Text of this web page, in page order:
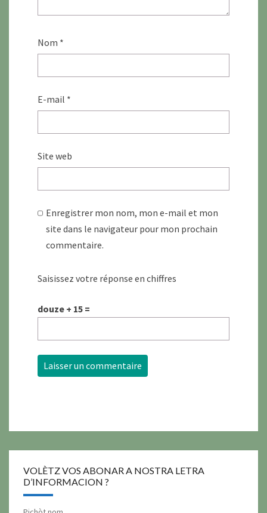
Nom *
E-mail *
Site web
Enregistrer mon nom, mon e-mail et mon
site dans le navigateur pour mon prochain
commentaire.
Saisissez votre réponse en chiffres
douze + 15 =
VOLÈTZ VOS ABONAR A NOSTRA LETRA
D’INFORMACION ?